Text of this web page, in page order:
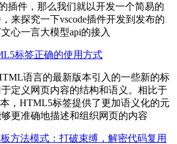
插件，那么我们就以开发一个简易的
来探究一下vscode插件开发到发布的
心一言大模型api的接入
标签正确的使用方式
语言的最新版本引入的一些新的标
定义网页内容的结构和语义。相比于
，HTML5标签提供了更加语义化的元
更准确地描述和组织网页的内容
方法模式：打破束缚，解密代码复用